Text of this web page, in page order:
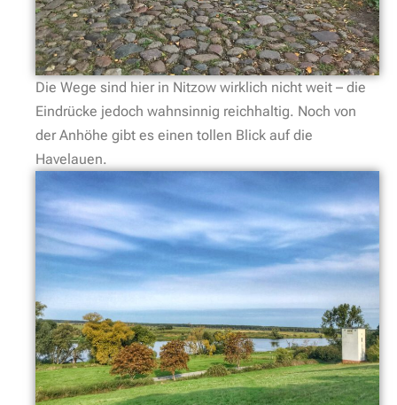
Die Wege sind hier in Nitzow wirklich nicht weit – die
Eindrücke jedoch wahnsinnig reichhaltig. Noch von
der Anhöhe gibt es einen tollen Blick auf die
Havelauen.